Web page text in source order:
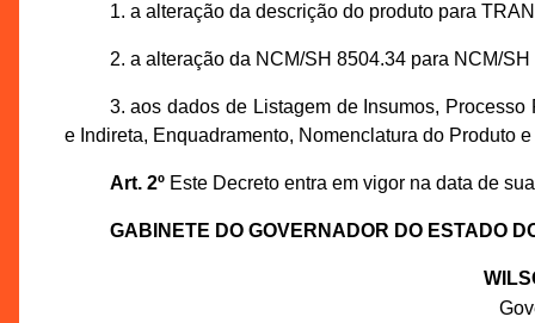
1. a alteração da descrição do produto para
2. a alteração da NCM/SH 8504.34 para NCM/SH
3. aos dados de Listagem de Insumos,
e Indireta, Enquadramento, Nomenclatura do Produto
Art. 2ºEste Decreto entra em vigor na data de
GABINETE DO GOVERNADOR DO ESTADO